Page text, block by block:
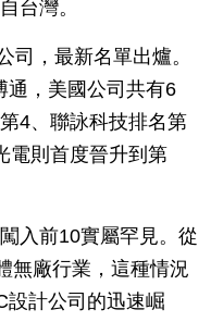
台灣。
司，最新名單出爐。
通，美國公司共有6
4、聯詠科技排名第
電則首度晉升到第
入前10實屬罕見。從
無廠行業，這種情況
設計公司的迅速崛